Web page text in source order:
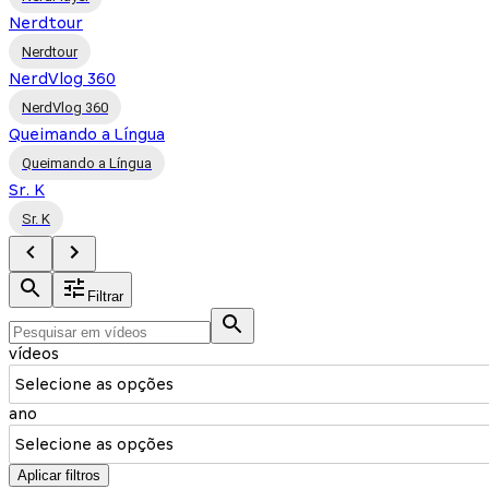
Nerdtour
Nerdtour
NerdVlog 360
NerdVlog 360
Queimando a Língua
Queimando a Língua
Sr. K
Sr. K
Filtrar
vídeos
Selecione as opções
ano
Selecione as opções
Aplicar filtros